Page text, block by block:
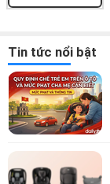
Tin tức nổi bật